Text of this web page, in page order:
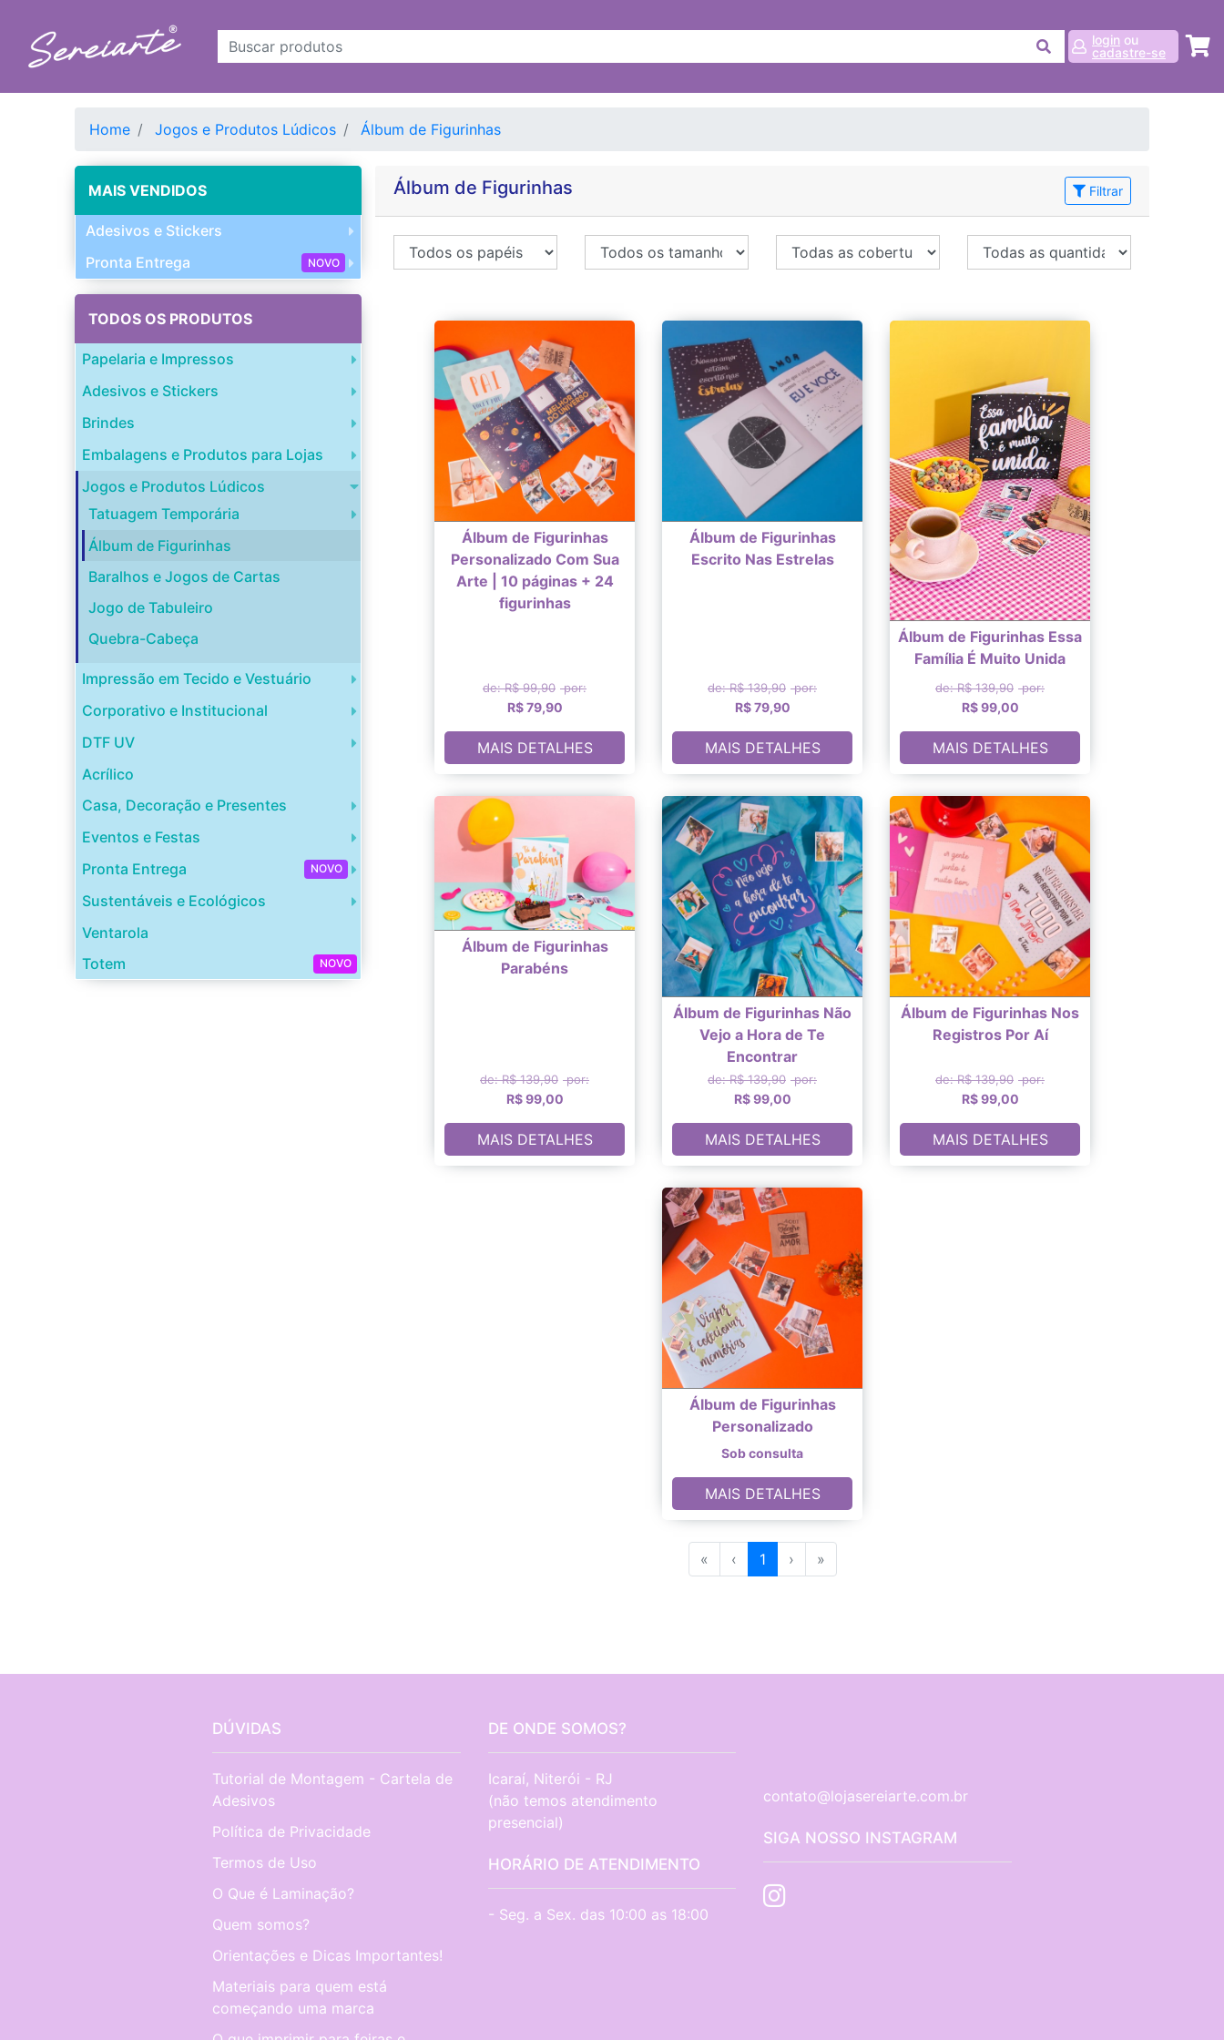
login ou
cadastre-se
Home Jogos e Produtos Lúdicos Álbum de Figurinhas
MAIS VENDIDOS
Adesivos e Stickers
NOVO
Pronta Entrega
TODOS OS PRODUTOS
Papelaria e Impressos
Adesivos e Stickers
Brindes
Embalagens e Produtos para Lojas
Jogos e Produtos Lúdicos
Tatuagem Temporária
Álbum de Figurinhas
Baralhos e Jogos de Cartas
Jogo de Tabuleiro
Quebra-Cabeça
Impressão em Tecido e Vestuário
Corporativo e Institucional
DTF UV
Acrílico
Casa, Decoração e Presentes
Eventos e Festas
NOVO
Pronta Entrega
Sustentáveis e Ecológicos
Ventarola
NOVO
Totem
Álbum de Figurinhas Filtrar
Álbum de Figurinhas
Personalizado Com Sua
Arte | 10 páginas + 24
figurinhas
de: R$ 99,90 por:
R$ 79,90
MAIS DETALHES
Álbum de Figurinhas
Escrito Nas Estrelas
de: R$ 139,90 por:
R$ 79,90
MAIS DETALHES
Álbum de Figurinhas Essa
Família É Muito Unida
de: R$ 139,90 por:
R$ 99,00
MAIS DETALHES
Álbum de Figurinhas
Parabéns
de: R$ 139,90 por:
R$ 99,00
MAIS DETALHES
Álbum de Figurinhas Não
Vejo a Hora de Te
Encontrar
de: R$ 139,90 por:
R$ 99,00
MAIS DETALHES
Álbum de Figurinhas Nos
Registros Por Aí
de: R$ 139,90 por:
R$ 99,00
MAIS DETALHES
Álbum de Figurinhas
Personalizado
Sob consulta
MAIS DETALHES
« ‹ 1 › »
DÚVIDAS
Tutorial de Montagem - Cartela de
Adesivos
Política de Privacidade
Termos de Uso
O Que é Laminação?
Quem somos?
Orientações e Dicas Importantes!
Materiais para quem está
começando uma marca
DE ONDE SOMOS?
Icaraí, Niterói - RJ
(não temos atendimento
presencial)
HORÁRIO DE ATENDIMENTO
- Seg. a Sex. das 10:00 as 18:00
contato@lojasereiarte.com.br
SIGA NOSSO INSTAGRAM